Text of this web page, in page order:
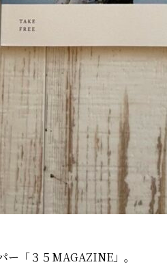
ー「３５MAGAZINE」。